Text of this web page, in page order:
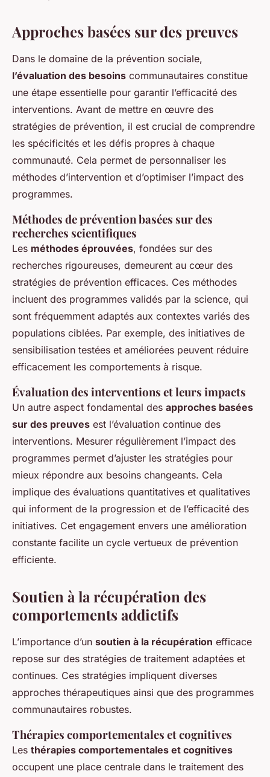
Approches basées sur des preuves
Dans le domaine de la prévention sociale,
l’évaluation des besoins communautaires constitue
une étape essentielle pour garantir l’efficacité des
interventions. Avant de mettre en œuvre des
stratégies de prévention, il est crucial de comprendre
les spécificités et les défis propres à chaque
communauté. Cela permet de personnaliser les
méthodes d’intervention et d’optimiser l’impact des
programmes.
Méthodes de prévention basées sur des
recherches scientifiques
Les méthodes éprouvées, fondées sur des
recherches rigoureuses, demeurent au cœur des
stratégies de prévention efficaces. Ces méthodes
incluent des programmes validés par la science, qui
sont fréquemment adaptés aux contextes variés des
populations ciblées. Par exemple, des initiatives de
sensibilisation testées et améliorées peuvent réduire
efficacement les comportements à risque.
Évaluation des interventions et leurs impacts
Un autre aspect fondamental des approches basées
sur des preuves est l’évaluation continue des
interventions. Mesurer régulièrement l’impact des
programmes permet d’ajuster les stratégies pour
mieux répondre aux besoins changeants. Cela
implique des évaluations quantitatives et qualitatives
qui informent de la progression et de l’efficacité des
initiatives. Cet engagement envers une amélioration
constante facilite un cycle vertueux de prévention
efficiente.
Soutien à la récupération des
comportements addictifs
L’importance d’un soutien à la récupération efficace
repose sur des stratégies de traitement adaptées et
continues. Ces stratégies impliquent diverses
approches thérapeutiques ainsi que des programmes
communautaires robustes.
Thérapies comportementales et cognitives
Les thérapies comportementales et cognitives
occupent une place centrale dans le traitement des